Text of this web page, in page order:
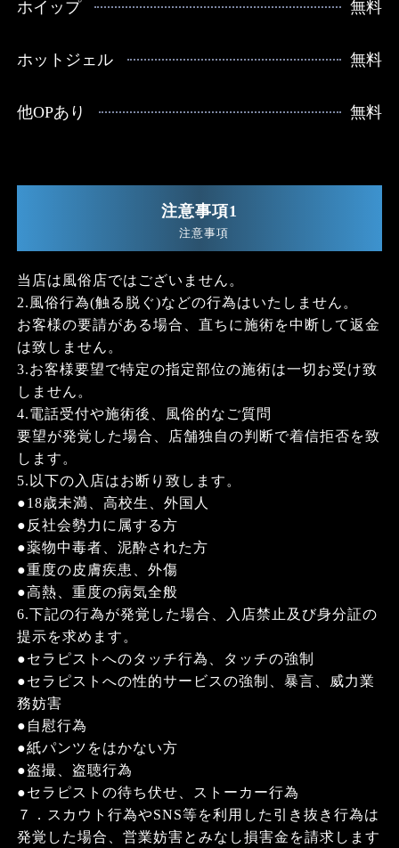
ホイップ 無料
ホットジェル 無料
他OPあり 無料
注意事項1
注意事項
当店は風俗店ではございません。
2.風俗行為(触る脱ぐ)などの行為はいたしません。
お客様の要請がある場合、直ちに施術を中断して返金
は致しません。
3.お客様要望で特定の指定部位の施術は一切お受け致
しません。
4.電話受付や施術後、風俗的なご質問
要望が発覚した場合、店舗独自の判断で着信拒否を致
します。
5.以下の入店はお断り致します。
●18歳未満、高校生、外国人
●反社会勢力に属する方
●薬物中毒者、泥酔された方
●重度の皮膚疾患、外傷
●高熱、重度の病気全般
6.下記の行為が発覚した場合、入店禁止及び身分証の
提示を求めます。
●セラピストへのタッチ行為、タッチの強制
●セラピストへの性的サービスの強制、暴言、威力業
務妨害
●自慰行為
●紙パンツをはかない方
●盗撮、盗聴行為
●セラピストの待ち伏せ、ストーカー行為
７．スカウト行為やSNS等を利用した引き抜き行為は
発覚した場合、営業妨害とみなし損害金を請求します